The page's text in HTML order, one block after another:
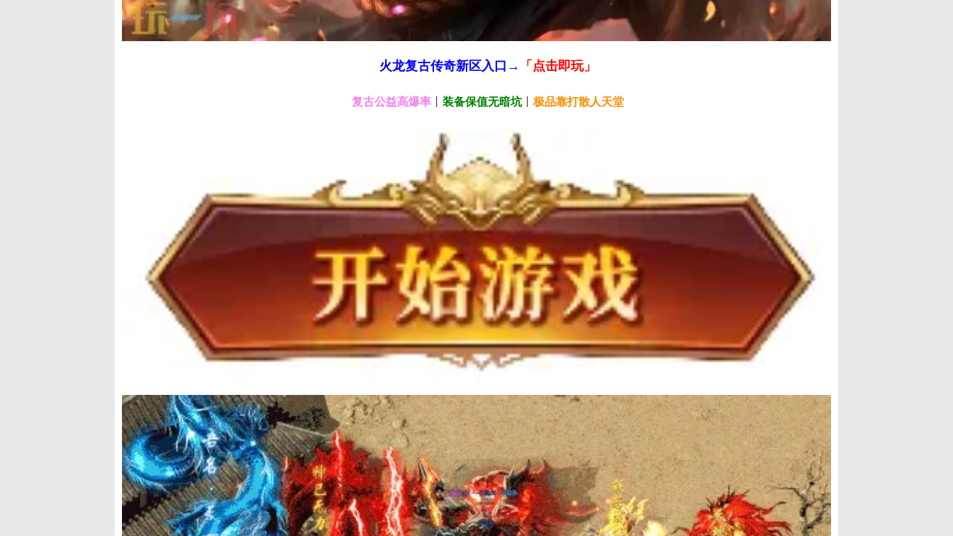
火龙复古传奇新区入口 → 「点击即玩」
复古公益高爆率 装备保值无暗坑丨 极品靠打散人天堂